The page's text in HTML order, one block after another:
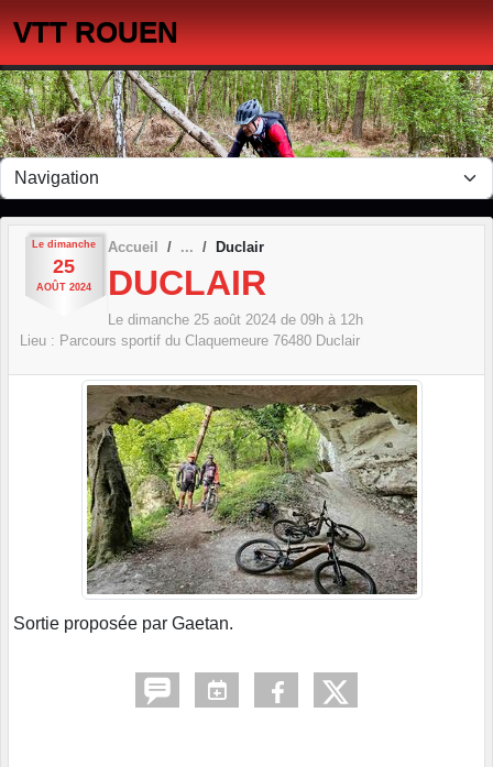
VTT ROUEN
Le dimanche
25
AOÛT 2024
Accueil Duclair
DUCLAIR
Le dimanche 25 août 2024 de 09h à 12h
Lieu : Parcours sportif du Claquemeure 76480 Duclair
Sortie proposée par Gaetan.